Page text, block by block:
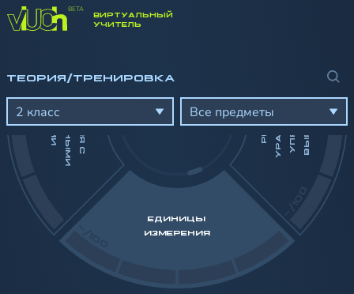
ВИРТУАЛЬНЫЙ
УЧИТЕЛЬ
2 класс Все предметы
ТЕОРИЯ/ТРЕНИРОВКА
-/100
Р
Е
Ш
Е
Н
И
Е
У
Р
А
В
Н
Е
Н
И
ЙИ
У
П
Р
О
Щ
Е
Н
И Е
В
Ы
Р
А
Ж
Е
Н
И Й
ЕДИНИЦЫ
ИЗМЕРЕНИЯ
Д
Е Й
С
Т
В
И
Я
С
НА
Т
У
Р
А
Л
Ь
Н
Ы
М
И
Ч И
С
Л
А
М
И